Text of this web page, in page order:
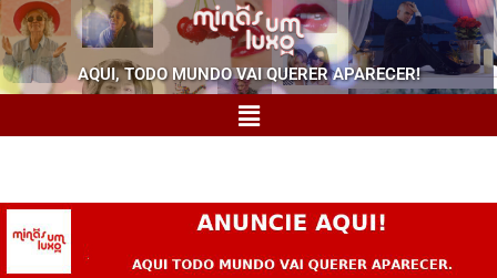
AQUI, TODO MUNDO VAI QUERER APARECER!